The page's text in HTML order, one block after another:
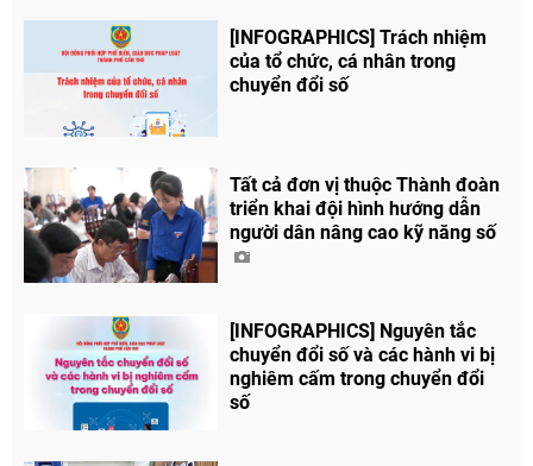
Facebook
[INFOGRAPHICS] Trách nhiệm
của tổ chức, cá nhân trong
chuyển đổi số
Tất cả đơn vị thuộc Thành đoàn
triển khai đội hình hướng dẫn
người dân nâng cao kỹ năng số
[INFOGRAPHICS] Nguyên tắc
chuyển đổi số và các hành vi bị
nghiêm cấm trong chuyển đổi
số